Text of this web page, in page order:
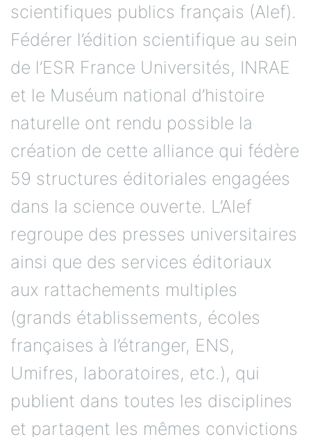
scientifiques publics français (Alef).
Fédérer l’édition scientifique au sein
de l’ESR France Universités, INRAE
et le Muséum national d’histoire
naturelle ont rendu possible la
création de cette alliance qui fédère
59 structures éditoriales engagées
dans la science ouverte. L’Alef
regroupe des presses universitaires
ainsi que des services éditoriaux
aux rattachements multiples
(grands établissements, écoles
françaises à l’étranger, ENS,
Umifres, laboratoires, etc.), qui
publient dans toutes les disciplines
et partagent les mêmes convictions